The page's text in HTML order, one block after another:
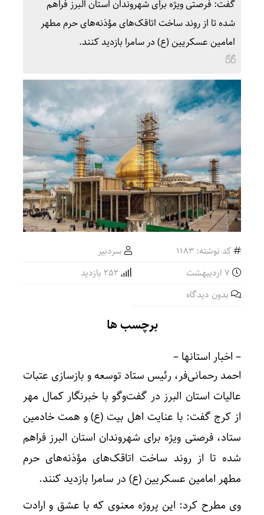
گفت: فرصتی ویژه برای شهروندان استان البرز فراهم
شده تا از روند ساخت اتاقک‌های مؤذنه‌های حرم مطهر
امامین عسکریین (ع) در سامرا بازدید کنند.
کد نوشته: 1183
سردبیر
بدون دیدگاه
برچسب ها
– اخبار استانها –
احمد رحمانی‌فر، رئیس ستاد توسعه و بازسازی عتبات
عالیات استان البرز در گفت‌وگو با خبرنگار کمال مهر
از کرج گفت: با عنایت اهل بیت (ع) و همت خادمین
ستاد، فرصتی ویژه برای شهروندان استان البرز فراهم
شده تا از روند ساخت اتاقک‌های مؤذنه‌های حرم
مطهر امامین عسکریین (ع) در سامرا بازدید کنند.
وی مطرح کرد: این پروژه معنوی که با عشق و ارادت